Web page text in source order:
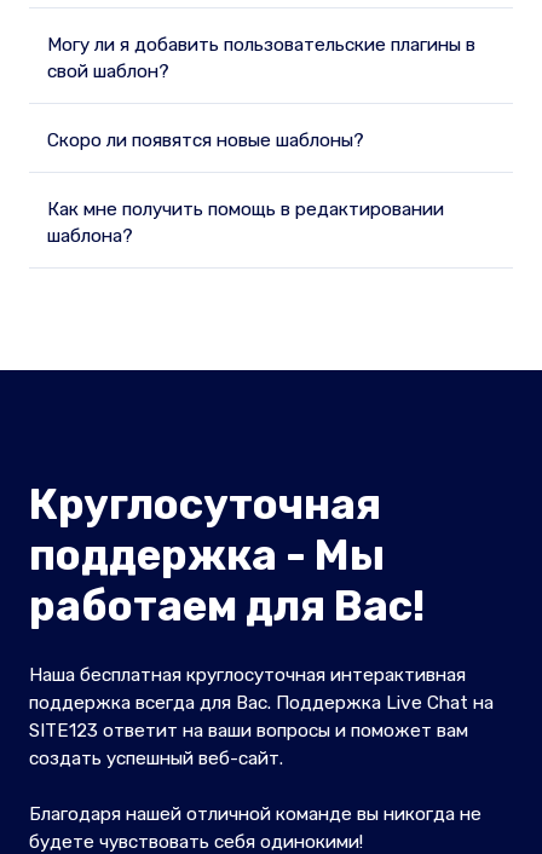
Могу ли я добавить пользовательские плагины в
свой шаблон?
Скоро ли появятся новые шаблоны?
Как мне получить помощь в редактировании
шаблона?
Круглосуточная
поддержка - Мы
работаем для Вас!
Наша бесплатная круглосуточная интерактивная
поддержка всегда для Вас. Поддержка Live Chat на
SITE123 ответит на ваши вопросы и поможет вам
создать успешный веб-сайт.
Благодаря нашей отличной команде вы никогда не
будете чувствовать себя одинокими!